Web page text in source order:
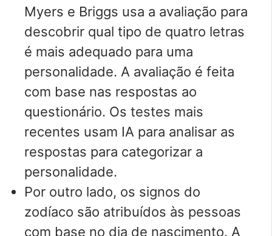
Myers e Briggs usa a avaliação para
descobrir qual tipo de quatro letras
é mais adequado para uma
personalidade. A avaliação é feita
com base nas respostas ao
questionário. Os testes mais
recentes usam IA para analisar as
respostas para categorizar a
personalidade.
Por outro lado, os signos do
zodíaco são atribuídos às pessoas
com base no dia de nascimento. A